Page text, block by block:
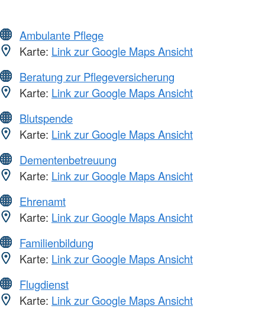
Ambulante Pflege
Karte: Link zur Google Maps Ansicht
Beratung zur Pflegeversicherung
Karte: Link zur Google Maps Ansicht
Blutspende
Karte: Link zur Google Maps Ansicht
Dementenbetreuung
Karte: Link zur Google Maps Ansicht
Ehrenamt
Karte: Link zur Google Maps Ansicht
Familienbildung
Karte: Link zur Google Maps Ansicht
Flugdienst
Karte: Link zur Google Maps Ansicht